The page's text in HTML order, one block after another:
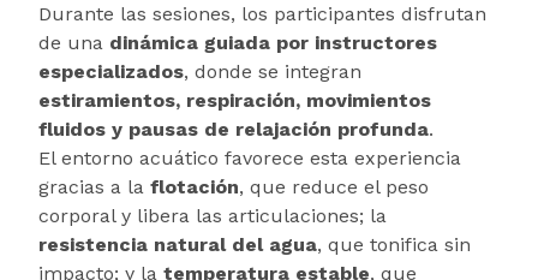
Durante las sesiones, los participantes disfrutan
de una dinámica guiada por instructores
especializados, donde se integran
estiramientos, respiración, movimientos
fluidos y pausas de relajación profunda.
El entorno acuático favorece esta experiencia
gracias a la flotación, que reduce el peso
corporal y libera las articulaciones; la
resistencia natural del agua, que tonifica sin
impacto; y la temperatura estable, que